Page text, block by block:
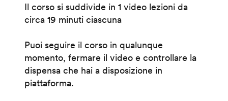
Il corso si suddivide in 1 video lezioni da
circa 19 minuti ciascuna
Puoi seguire il corso in qualunque
momento, fermare il video e controllare la
dispensa che hai a disposizione in
piattaforma.